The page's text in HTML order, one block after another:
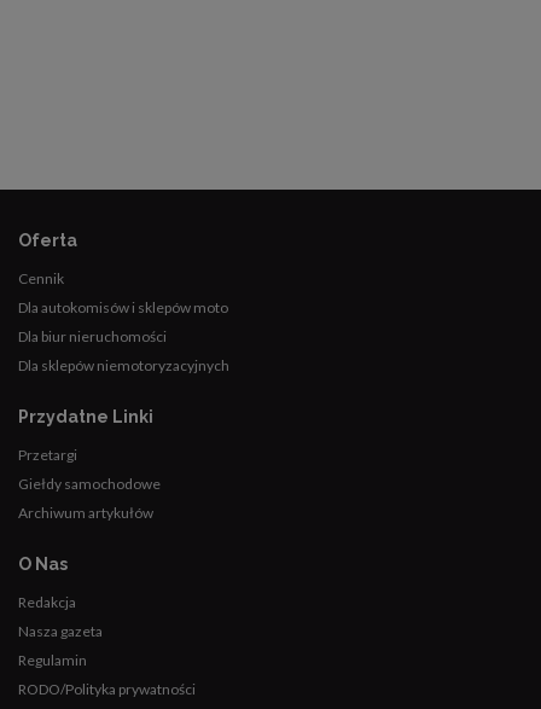
Oferta
Cennik
Dla autokomisów i sklepów moto
Dla biur nieruchomości
Dla sklepów niemotoryzacyjnych
Przydatne Linki
Przetargi
Giełdy samochodowe
Archiwum artykułów
O Nas
Redakcja
Nasza gazeta
Regulamin
RODO/Polityka prywatności